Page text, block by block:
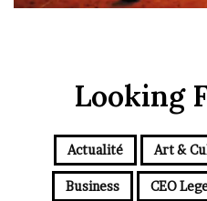
Looking
Actualité Art &
Business CEO